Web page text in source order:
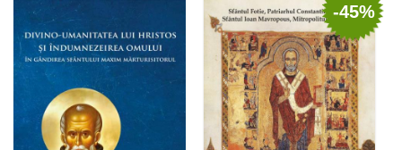
Out of stock Add to cart Add to wish list-45%